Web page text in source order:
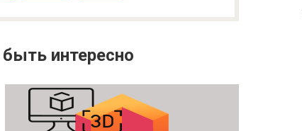
интересно